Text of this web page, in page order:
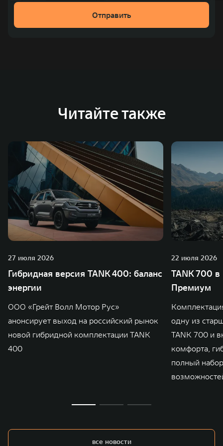
Отправить
Читайте также
27 июля 2026
Гибридная версия TANK 400: баланс
энергии
ООО «Грейт Волл Мотор Рус»
анонсирует выход на российский рынок
новой гибридной комплектации TANK
400
22 июля 2026
TANK 700 в
Премиум
одну из
TANK 700 и
комфорта,
полный
все новости